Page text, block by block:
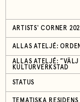
ARTISTS' CORNER
ALLAS ATELJÉ:
ALLAS ATELJÉ:
KULTURVERKSTAD
STATUS
TEMATISKA RESIDENS